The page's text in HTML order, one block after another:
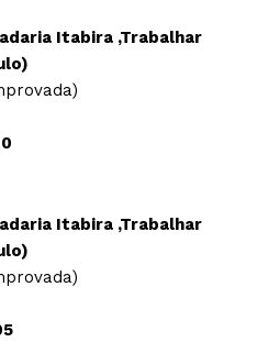
Itabira ,Trabalhar
Itabira ,Trabalhar